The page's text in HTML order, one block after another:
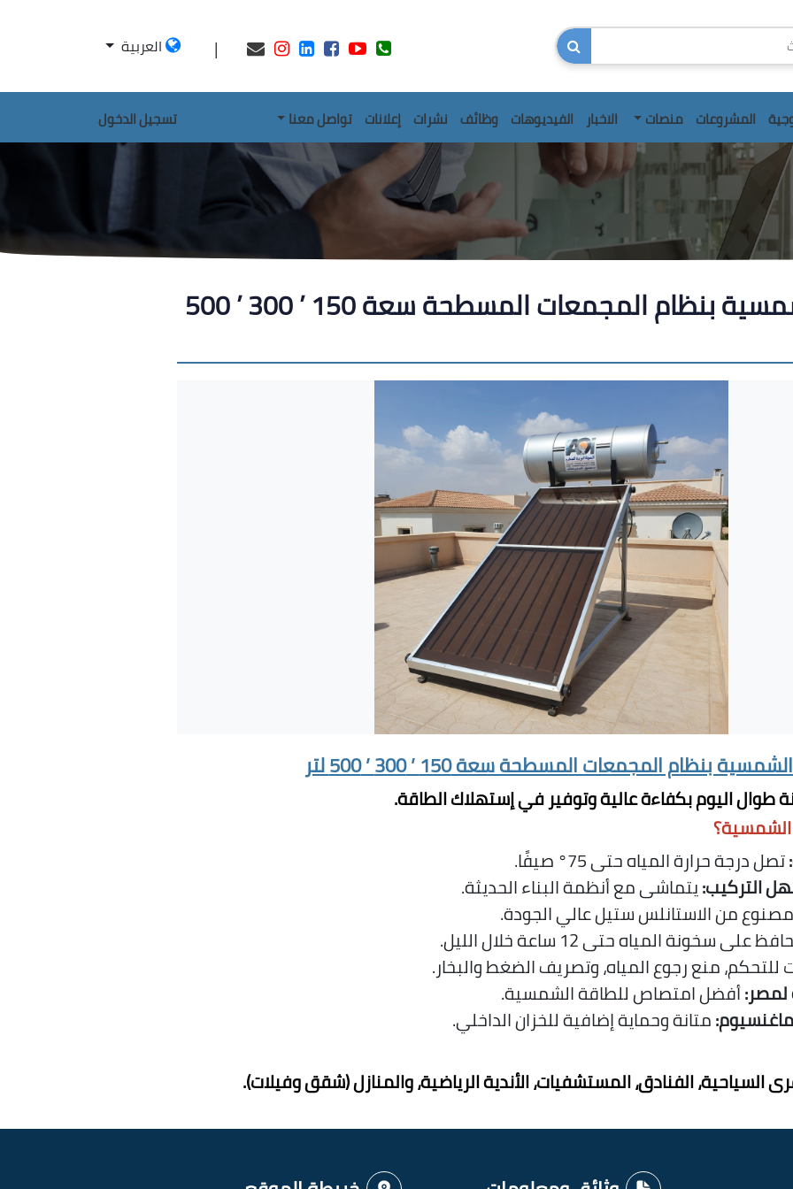
|
المشروعات منصات الاخبار الفيديوهات وظائف نشرات إعلانات تواصل معنا تسجيل الدخول
السخانات الشمسية بنظام المجمعات المسطحة سعة 150 ’ 300 ’ 500
بنظام المجمعات المسطحة سعة 150 ’ 300 ’ 500 لتر
طوال اليوم بكفاءة عالية وتوفير في إستهلاك الطاقة.
الشمسية؟
:تصل درجة حرارة المياه حتى 75° صيفًا
.
التركيب:يتماشى مع أنظمة البناء الحديثة.
مصنوع من الاستانلس ستيل عالي الجودة.
على سخونة المياه حتى 12 ساعة خلال الليل
.
منع رجوع المياه، وتصريف الضغط والبخار.
:أفضل امتصاص للطاقة الشمسية.
:متانة وحماية إضافية للخزان الداخلي.
السياحية، الفنادق، المستشفيات، الأندية الرياضية، والمنازل (شقق وفيلات).